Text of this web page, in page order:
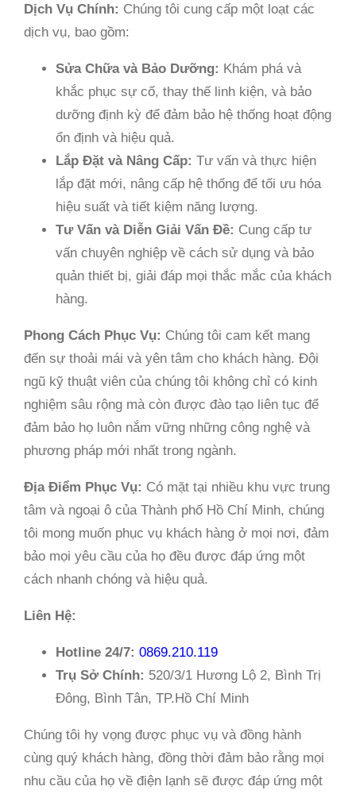
Dịch Vụ Chính: Chúng tôi cung cấp một loạt các
dịch vụ, bao gồm:
Sửa Chữa và Bảo Dưỡng: Khám phá và
khắc phục sự cố, thay thế linh kiện, và bảo
dưỡng định kỳ để đảm bảo hệ thống hoạt động
ổn định và hiệu quả.
Lắp Đặt và Nâng Cấp: Tư vấn và thực hiện
lắp đặt mới, nâng cấp hệ thống để tối ưu hóa
hiệu suất và tiết kiệm năng lượng.
Tư Vấn và Diễn Giải Vấn Đề: Cung cấp tư
vấn chuyên nghiệp về cách sử dụng và bảo
quản thiết bị, giải đáp mọi thắc mắc của khách
hàng.
Phong Cách Phục Vụ: Chúng tôi cam kết mang
đến sự thoải mái và yên tâm cho khách hàng. Đội
ngũ kỹ thuật viên của chúng tôi không chỉ có kinh
nghiệm sâu rộng mà còn được đào tạo liên tục để
đảm bảo họ luôn nắm vững những công nghệ và
phương pháp mới nhất trong ngành.
Địa Điểm Phục Vụ: Có mặt tại nhiều khu vực trung
tâm và ngoại ô của Thành phố Hồ Chí Minh, chúng
tôi mong muốn phục vụ khách hàng ở mọi nơi, đảm
bảo mọi yêu cầu của họ đều được đáp ứng một
cách nhanh chóng và hiệu quả.
Liên Hệ:
Hotline 24/7: 0869.210.119
Trụ Sở Chính: 520/3/1 Hương Lộ 2, Bình Trị
Đông, Bình Tân, TP.Hồ Chí Minh
Chúng tôi hy vọng được phục vụ và đồng hành
cùng quý khách hàng, đồng thời đảm bảo rằng mọi
nhu cầu của họ về điện lạnh sẽ được đáp ứng một